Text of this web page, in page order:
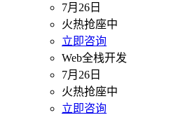
7月26日
火热抢座中
立即咨询
Web全栈开发
7月26日
火热抢座中
立即咨询